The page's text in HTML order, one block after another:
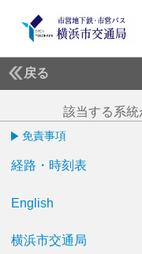
戻る
該当する系統
免責事項
経路・時刻表
English
横浜市交通局